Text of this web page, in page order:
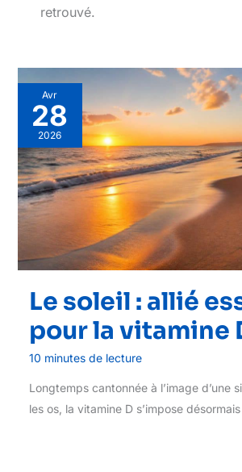
retrouvé.
Avr
28
2026
Le soleil : allié
pour la vitamine
10 minutes de lecture
Longtemps cantonnée à l’image d’une
les os, la vitamine D s’impose